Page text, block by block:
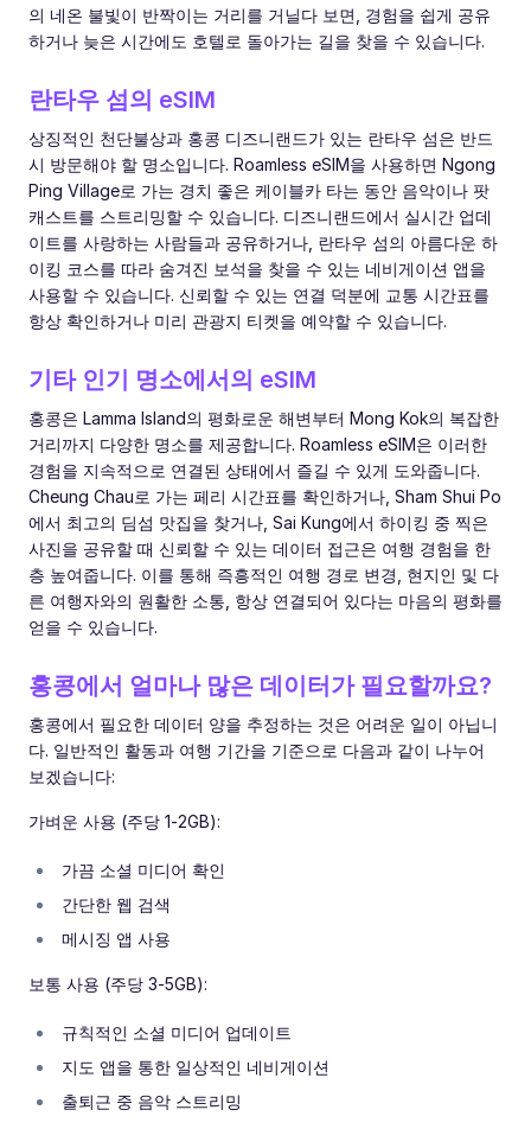
의 네온 불빛이 반짝이는 거리를 거닐다 보면, 경험을 쉽게 공유
하거나 늦은 시간에도 호텔로 돌아가는 길을 찾을 수 있습니다.
란타우 섬의 eSIM
상징적인 천단불상과 홍콩 디즈니랜드가 있는 란타우 섬은 반드
시 방문해야 할 명소입니다. Roamless eSIM을 사용하면 Ngong
Ping Village로 가는 경치 좋은 케이블카 타는 동안 음악이나 팟
캐스트를 스트리밍할 수 있습니다. 디즈니랜드에서 실시간 업데
이트를 사랑하는 사람들과 공유하거나, 란타우 섬의 아름다운 하
이킹 코스를 따라 숨겨진 보석을 찾을 수 있는 네비게이션 앱을
사용할 수 있습니다. 신뢰할 수 있는 연결 덕분에 교통 시간표를
항상 확인하거나 미리 관광지 티켓을 예약할 수 있습니다.
기타 인기 명소에서의 eSIM
홍콩은 Lamma Island의 평화로운 해변부터 Mong Kok의 복잡한
거리까지 다양한 명소를 제공합니다. Roamless eSIM은 이러한
경험을 지속적으로 연결된 상태에서 즐길 수 있게 도와줍니다.
Cheung Chau로 가는 페리 시간표를 확인하거나, Sham Shui Po
에서 최고의 딤섬 맛집을 찾거나, Sai Kung에서 하이킹 중 찍은
사진을 공유할 때 신뢰할 수 있는 데이터 접근은 여행 경험을 한
층 높여줍니다. 이를 통해 즉흥적인 여행 경로 변경, 현지인 및 다
른 여행자와의 원활한 소통, 항상 연결되어 있다는 마음의 평화를
얻을 수 있습니다.
홍콩에서 얼마나 많은 데이터가 필요할까요?
홍콩에서 필요한 데이터 양을 추정하는 것은 어려운 일이 아닙니
다. 일반적인 활동과 여행 기간을 기준으로 다음과 같이 나누어
보겠습니다:
가벼운 사용 (주당 1-2GB):
가끔 소셜 미디어 확인
간단한 웹 검색
메시징 앱 사용
보통 사용 (주당 3-5GB):
규칙적인 소셜 미디어 업데이트
지도 앱을 통한 일상적인 네비게이션
출퇴근 중 음악 스트리밍